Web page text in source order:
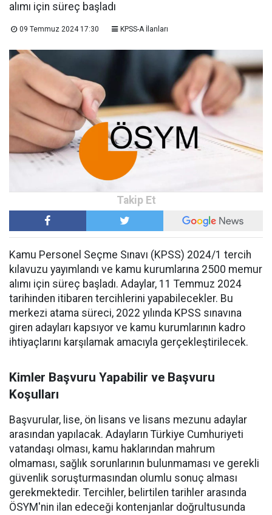
alımı için süreç başladı
09 Temmuz 2024 17:30 KPSS-A İlanları
Kamu Personel Seçme Sınavı (KPSS) 2024/1 tercih
kılavuzu yayımlandı ve kamu kurumlarına 2500 memur
alımı için süreç başladı. Adaylar, 11 Temmuz 2024
tarihinden itibaren tercihlerini yapabilecekler. Bu
merkezi atama süreci, 2022 yılında KPSS sınavına
giren adayları kapsıyor ve kamu kurumlarının kadro
ihtiyaçlarını karşılamak amacıyla gerçekleştirilecek.
Kimler Başvuru Yapabilir ve Başvuru
Koşulları
Başvurular, lise, ön lisans ve lisans mezunu adaylar
arasından yapılacak. Adayların Türkiye Cumhuriyeti
vatandaşı olması, kamu haklarından mahrum
olmaması, sağlık sorunlarının bulunmaması ve gerekli
güvenlik soruşturmasından olumlu sonuç alması
gerekmektedir. Tercihler, belirtilen tarihler arasında
ÖSYM'nin ilan edeceği kontenjanlar doğrultusunda